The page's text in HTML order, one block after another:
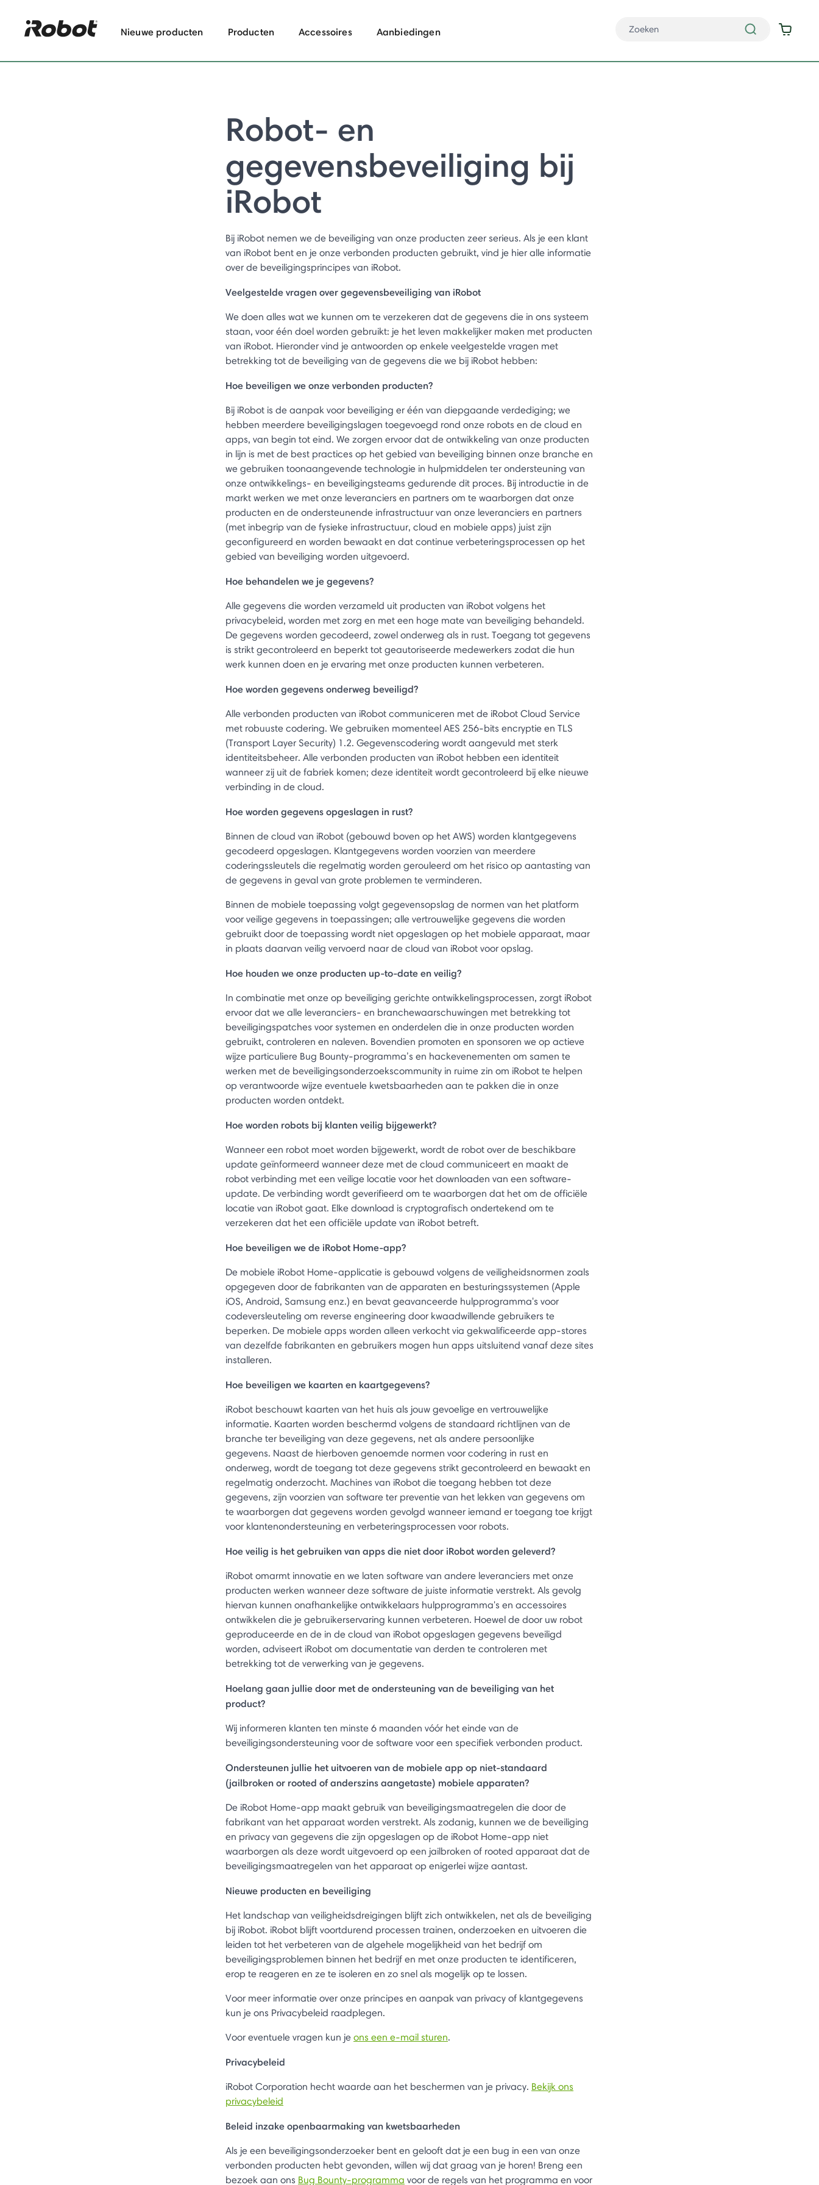
Nieuwe producten Producten Accessoires Aanbiedingen
Robot- en
gegevensbeveiliging bij
iRobot
Bij iRobot nemen we de beveiliging van onze producten zeer serieus. Als je een klant
van iRobot bent en je onze verbonden producten gebruikt, vind je hier alle informatie
over de beveiligingsprincipes van iRobot.
Veelgestelde vragen over gegevensbeveiliging van iRobot
We doen alles wat we kunnen om te verzekeren dat de gegevens die in ons systeem
staan, voor één doel worden gebruikt: je het leven makkelijker maken met producten
van iRobot. Hieronder vind je antwoorden op enkele veelgestelde vragen met
betrekking tot de beveiliging van de gegevens die we bij iRobot hebben:
Hoe beveiligen we onze verbonden producten?
Bij iRobot is de aanpak voor beveiliging er één van diepgaande verdediging; we
hebben meerdere beveiligingslagen toegevoegd rond onze robots en de cloud en
apps, van begin tot eind. We zorgen ervoor dat de ontwikkeling van onze producten
in lijn is met de best practices op het gebied van beveiliging binnen onze branche en
we gebruiken toonaangevende technologie in hulpmiddelen ter ondersteuning van
onze ontwikkelings- en beveiligingsteams gedurende dit proces. Bij introductie in de
markt werken we met onze leveranciers en partners om te waarborgen dat onze
producten en de ondersteunende infrastructuur van onze leveranciers en partners
(met inbegrip van de fysieke infrastructuur, cloud en mobiele apps) juist zijn
geconfigureerd en worden bewaakt en dat continue verbeteringsprocessen op het
gebied van beveiliging worden uitgevoerd.
Hoe behandelen we je gegevens?
Alle gegevens die worden verzameld uit producten van iRobot volgens het
privacybeleid, worden met zorg en met een hoge mate van beveiliging behandeld.
De gegevens worden gecodeerd, zowel onderweg als in rust. Toegang tot gegevens
is strikt gecontroleerd en beperkt tot geautoriseerde medewerkers zodat die hun
werk kunnen doen en je ervaring met onze producten kunnen verbeteren.
Hoe worden gegevens onderweg beveiligd?
Alle verbonden producten van iRobot communiceren met de iRobot Cloud Service
met robuuste codering. We gebruiken momenteel AES 256-bits encryptie en TLS
(Transport Layer Security) 1.2. Gegevenscodering wordt aangevuld met sterk
identiteitsbeheer. Alle verbonden producten van iRobot hebben een identiteit
wanneer zij uit de fabriek komen; deze identiteit wordt gecontroleerd bij elke nieuwe
verbinding in de cloud.
Hoe worden gegevens opgeslagen in rust?
Binnen de cloud van iRobot (gebouwd boven op het AWS) worden klantgegevens
gecodeerd opgeslagen. Klantgegevens worden voorzien van meerdere
coderingssleutels die regelmatig worden gerouleerd om het risico op aantasting van
de gegevens in geval van grote problemen te verminderen.
Binnen de mobiele toepassing volgt gegevensopslag de normen van het platform
voor veilige gegevens in toepassingen; alle vertrouwelijke gegevens die worden
gebruikt door de toepassing wordt niet opgeslagen op het mobiele apparaat, maar
in plaats daarvan veilig vervoerd naar de cloud van iRobot voor opslag.
Hoe houden we onze producten up-to-date en veilig?
In combinatie met onze op beveiliging gerichte ontwikkelingsprocessen, zorgt iRobot
ervoor dat we alle leveranciers- en branchewaarschuwingen met betrekking tot
beveiligingspatches voor systemen en onderdelen die in onze producten worden
gebruikt, controleren en naleven. Bovendien promoten en sponsoren we op actieve
wijze particuliere Bug Bounty-programma’s en hackevenementen om samen te
werken met de beveiligingsonderzoekscommunity in ruime zin om iRobot te helpen
op verantwoorde wijze eventuele kwetsbaarheden aan te pakken die in onze
producten worden ontdekt.
Hoe worden robots bij klanten veilig bijgewerkt?
Wanneer een robot moet worden bijgewerkt, wordt de robot over de beschikbare
update geïnformeerd wanneer deze met de cloud communiceert en maakt de
robot verbinding met een veilige locatie voor het downloaden van een software-
update. De verbinding wordt geverifieerd om te waarborgen dat het om de officiële
locatie van iRobot gaat. Elke download is cryptografisch ondertekend om te
verzekeren dat het een officiële update van iRobot betreft.
Hoe beveiligen we de iRobot Home-app?
De mobiele iRobot Home-applicatie is gebouwd volgens de veiligheidsnormen zoals
opgegeven door de fabrikanten van de apparaten en besturingssystemen (Apple
iOS, Android, Samsung enz.) en bevat geavanceerde hulpprogramma's voor
codeversleuteling om reverse engineering door kwaadwillende gebruikers te
beperken. De mobiele apps worden alleen verkocht via gekwalificeerde app-stores
van dezelfde fabrikanten en gebruikers mogen hun apps uitsluitend vanaf deze sites
installeren.
Hoe beveiligen we kaarten en kaartgegevens?
iRobot beschouwt kaarten van het huis als jouw gevoelige en vertrouwelijke
informatie. Kaarten worden beschermd volgens de standaard richtlijnen van de
branche ter beveiliging van deze gegevens, net als andere persoonlijke
gegevens. Naast de hierboven genoemde normen voor codering in rust en
onderweg, wordt de toegang tot deze gegevens strikt gecontroleerd en bewaakt en
regelmatig onderzocht. Machines van iRobot die toegang hebben tot deze
gegevens, zijn voorzien van software ter preventie van het lekken van gegevens om
te waarborgen dat gegevens worden gevolgd wanneer iemand er toegang toe krijgt
voor klantenondersteuning en verbeteringsprocessen voor robots.
Hoe veilig is het gebruiken van apps die niet door iRobot worden geleverd?
iRobot omarmt innovatie en we laten software van andere leveranciers met onze
producten werken wanneer deze software de juiste informatie verstrekt. Als gevolg
hiervan kunnen onafhankelijke ontwikkelaars hulpprogramma's en accessoires
ontwikkelen die je gebruikerservaring kunnen verbeteren. Hoewel de door uw robot
geproduceerde en de in de cloud van iRobot opgeslagen gegevens beveiligd
worden, adviseert iRobot om documentatie van derden te controleren met
betrekking tot de verwerking van je gegevens.
Hoelang gaan jullie door met de ondersteuning van de beveiliging van het
product?
Wij informeren klanten ten minste 6 maanden vóór het einde van de
beveiligingsondersteuning voor de software voor een specifiek verbonden product.
Ondersteunen jullie het uitvoeren van de mobiele app op niet-standaard
(jailbroken or rooted of anderszins aangetaste) mobiele apparaten?
De iRobot Home-app maakt gebruik van beveiligingsmaatregelen die door de
fabrikant van het apparaat worden verstrekt. Als zodanig, kunnen we de beveiliging
en privacy van gegevens die zijn opgeslagen op de iRobot Home-app niet
waarborgen als deze wordt uitgevoerd op een jailbroken of rooted apparaat dat de
beveiligingsmaatregelen van het apparaat op enigerlei wijze aantast.
Nieuwe producten en beveiliging
Het landschap van veiligheidsdreigingen blijft zich ontwikkelen, net als de beveiliging
bij iRobot. iRobot blijft voortdurend processen trainen, onderzoeken en uitvoeren die
leiden tot het verbeteren van de algehele mogelijkheid van het bedrijf om
beveiligingsproblemen binnen het bedrijf en met onze producten te identificeren,
erop te reageren en ze te isoleren en zo snel als mogelijk op te lossen.
Voor meer informatie over onze principes en aanpak van privacy of klantgegevens
kun je ons Privacybeleid raadplegen.
Voor eventuele vragen kun je ons een e-mail sturen.
Privacybeleid
iRobot Corporation hecht waarde aan het beschermen van je privacy. Bekijk ons
privacybeleid
Beleid inzake openbaarmaking van kwetsbaarheden
Als je een beveiligingsonderzoeker bent en gelooft dat je een bug in een van onze
verbonden producten hebt gevonden, willen wij dat graag van je horen! Breng een
bezoek aan ons Bug Bounty-programma voor de regels van het programma en voor